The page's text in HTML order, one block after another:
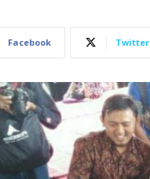
Facebook Twitter